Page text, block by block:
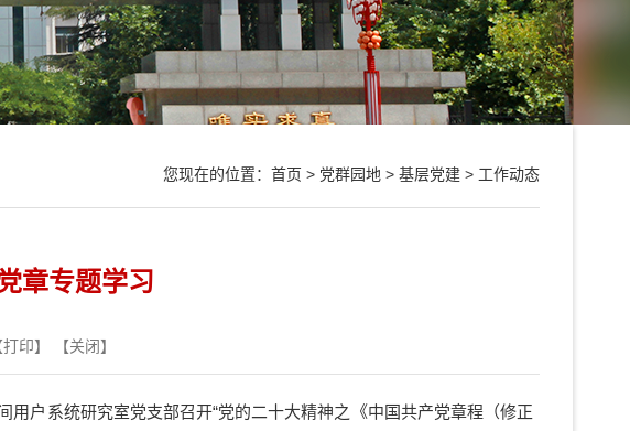
您现在的位置： 首页 > 党群园地 > 基层党建> 工作动态
章专题学习
打印】 【关闭】
用户系统研究室党支部召开“党的二十大精神之《中国共产党章程 （修正